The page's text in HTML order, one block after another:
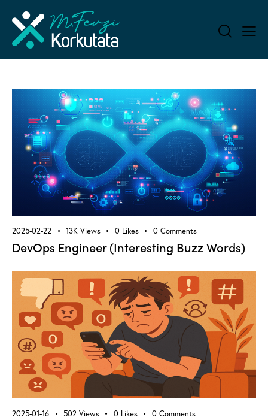
2025-02-22 13K Views 0 Likes 0 Comments
DevOps Engineer (Interesting Buzz Words)
2025-01-16 502 Views 0 Likes 0 Comments